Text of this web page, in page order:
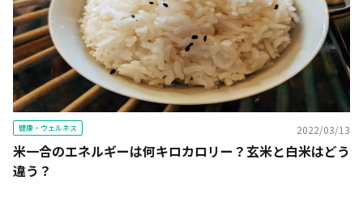
健康・ウェルネス 2022/03/13
米一合のエネルギーは何キロカロリー？玄米と白米はどう
違う？